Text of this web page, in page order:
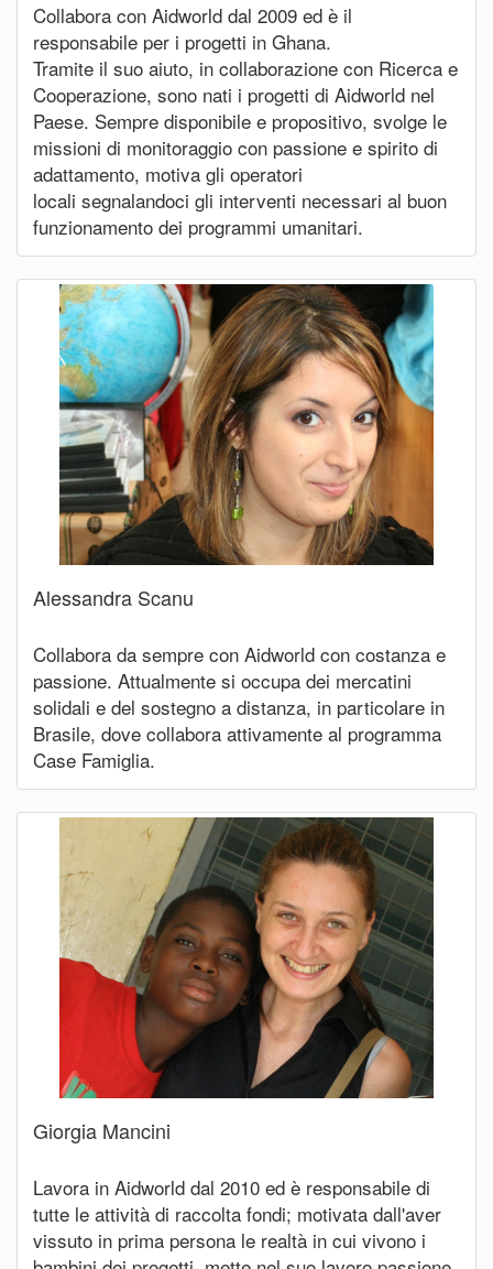
Collabora con Aidworld dal 2009 ed è il
responsabile per i progetti in Ghana.
Tramite il suo aiuto, in collaborazione con Ricerca e
Cooperazione, sono nati i progetti di Aidworld nel
Paese. Sempre disponibile e propositivo, svolge le
missioni di monitoraggio con passione e spirito di
adattamento, motiva gli operatori
locali segnalandoci gli interventi necessari al buon
funzionamento dei programmi umanitari.
Alessandra Scanu
Collabora da sempre con Aidworld con costanza e
passione. Attualmente si occupa dei mercatini
solidali e del sostegno a distanza, in particolare in
Brasile, dove collabora attivamente al programma
Case Famiglia.
Giorgia Mancini
Lavora in Aidworld dal 2010 ed è responsabile di
tutte le attività di raccolta fondi; motivata dall'aver
vissuto in prima persona le realtà in cui vivono i